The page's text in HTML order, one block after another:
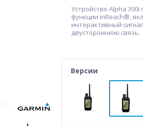
Устройство Alpha
функции inReach®,
интерактивный
двустороннюю связь.
Версии